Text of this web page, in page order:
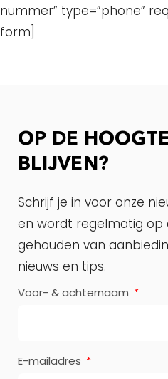
nummer” type=”phone”
form]
OP DE
BLIJVEN?
Schrijf je in voor onze
en wordt regelmatig op
gehouden van
nieuws en tips.
Voor- & achternaam
E-mailadres